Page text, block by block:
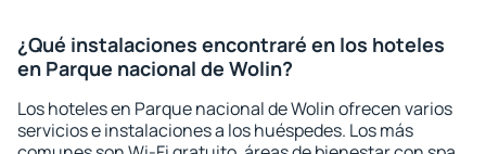
¿Qué instalaciones encontraré en los hoteles
en Parque nacional de Wolin?
Los hoteles en Parque nacional de Wolin ofrecen varios
servicios e instalaciones a los huéspedes. Los más